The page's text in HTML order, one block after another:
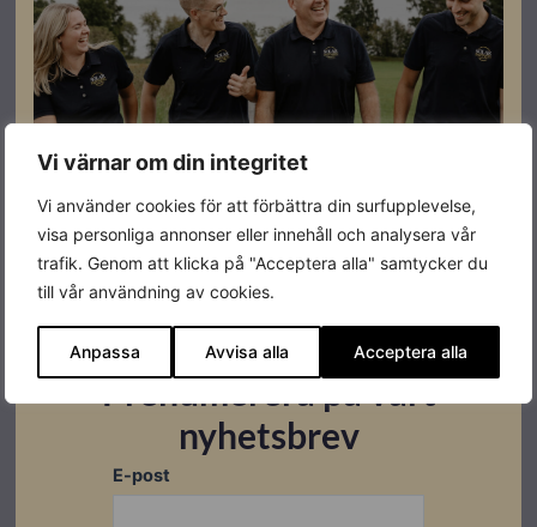
Vi värnar om din integritet
Vi använder cookies för att förbättra din surfupplevelse,
visa personliga annonser eller innehåll och analysera vår
trafik. Genom att klicka på "Acceptera alla" samtycker du
till vår användning av cookies.
Anpassa Avvisa alla Acceptera alla
Ladda ner mallen här
Dela detta inlägg
Prenumerera på vårt
nyhetsbrev
E-post